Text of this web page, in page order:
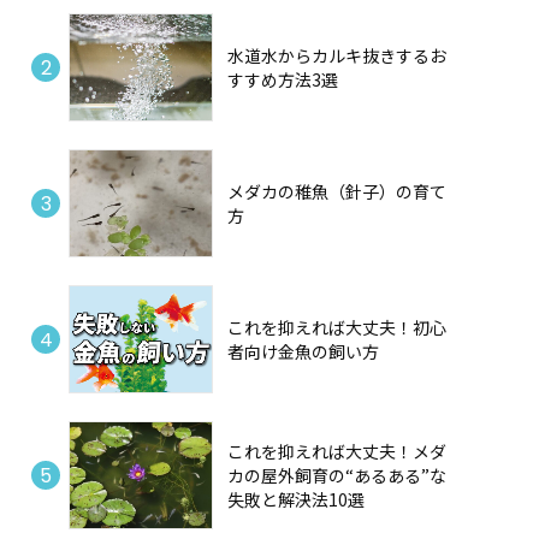
水道水からカルキ抜きするお
すすめ方法3選
メダカの稚魚（針子）の育て
方
これを抑えれば大丈夫！初心
者向け金魚の飼い方
これを抑えれば大丈夫！メダ
カの屋外飼育の“あるある”な
失敗と解決法10選